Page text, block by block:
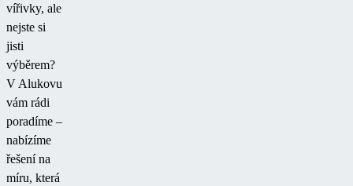
vířivky, ale
nejste si
jisti
výběrem?
V Alukovu
vám rádi
poradíme –
nabízíme
řešení na
míru, která